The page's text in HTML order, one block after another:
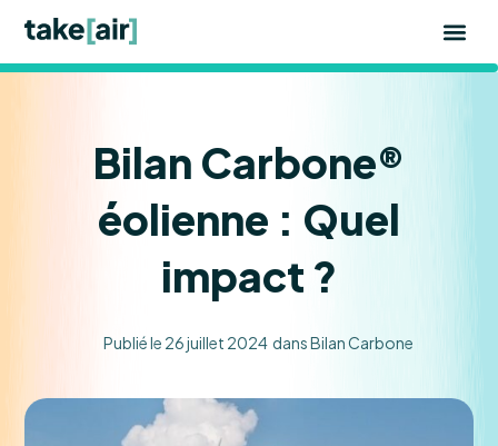
Bilan Carbone®
éolienne : Quel
impact ?
Publié le 26 juillet 2024 dansBilan Carbone